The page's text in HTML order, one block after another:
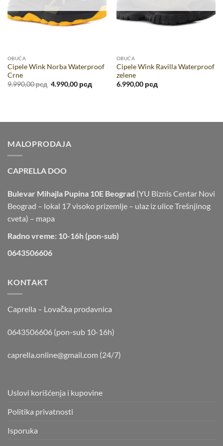
OBUĆA
Cipele Wink Norba Waterproof
Crne
9.990,00рсд Originalna
4.990,00 рсдTrenutna
cena
OBUĆA
Cipele Wink Ravilla Waterproof
zelene
6.990,00 рсд
MALOPRODAJA
CAPRELLA DOO
Bulevar Mihajla Pupina 10E Beograd (YU Biznis Centar Novi
Beograd – lokal 17 visoko prizemlje – ulaz iz ulice Trešnjinog
cveta) – mapa
Radno vreme: 10-16h (pon-sub)
0643506606
KONTAKT
Caprella – Lovačka prodavnica
0643506606 (pon-sub 10-16h)
caprella.online@gmail.com (24/7)
Uslovi korišćenja i kupovine
Politika privatnosti
Isporuka